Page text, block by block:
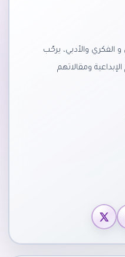
الفكري والأدبي، يرحّب
ومقالاتهم